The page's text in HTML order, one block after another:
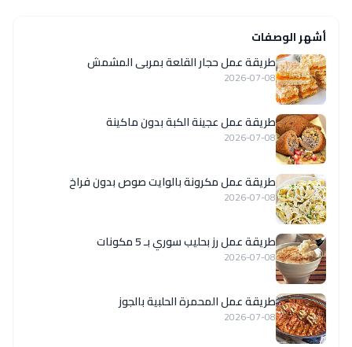
أشهر الوصفات
طريقة عمل حجار القلعة بمربى المشمش
2026-07-08
طريقة عمل عجينة الكبة بدون ماكينة
2026-07-08
طريقة عمل مكرونة بالوايت صوص بدون فراخ
2026-07-08
طريقة عمل رز بحليب سوري بـ 5 مكونات
2026-07-08
طريقة عمل المحمرة الحلبية بالجوز
2026-07-08